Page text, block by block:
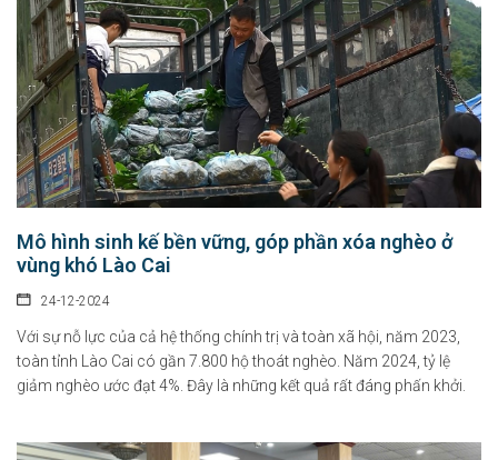
Mô hình sinh kế bền vững, góp phần xóa nghèo ở
vùng khó Lào Cai
24-12-2024
Với sự nỗ lực của cả hệ thống chính trị và toàn xã hội, năm 2023,
toàn tỉnh Lào Cai có gần 7.800 hộ thoát nghèo. Năm 2024, tỷ lệ
giảm nghèo ước đạt 4%. Đây là những kết quả rất đáng phấn khởi.